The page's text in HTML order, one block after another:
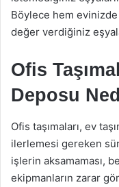
Böylece hem
değer verdiğiniz
Ofis
Deposu
Ofis taşımaları, ev
ilerlemesi gereken
işlerin aksamaması,
ekipmanların zarar